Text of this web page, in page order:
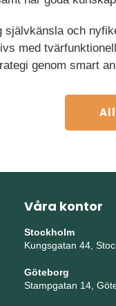
självkänsla och
med
genom smart
Våra kontor
Stockholm
Kungsgatan 44,
Göteborg
Stampgatan 14,